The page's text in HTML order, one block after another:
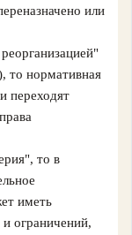
или
то нормативная
переходят
то в
иметь
ограничений,